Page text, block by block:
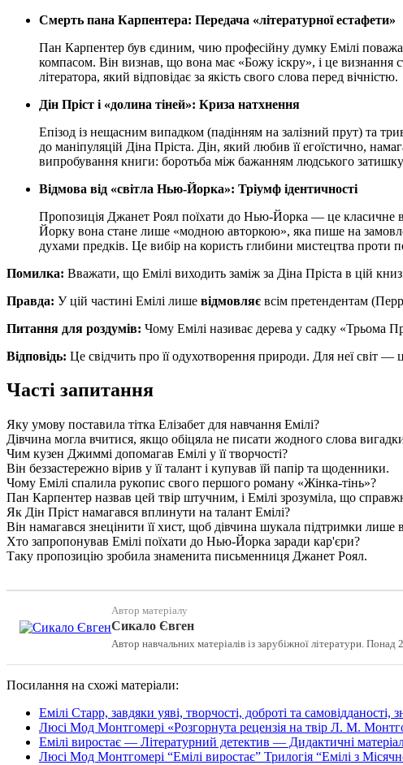
Смерть пана Карпентера: Передача «літературної естафети»
Пан Карпентер був єдиним, чию професійну думку Емілі
компасом. Він визнав, що вона має «Божу іскру», і це визнання
літератора, який відповідає за якість свого слова перед вічністю.
Дін Пріст і «долина тіней»: Криза натхнення
Епізод із нещасним випадком (падінням на залізний прут) та
до маніпуляцій Діна Пріста. Дін, який любив її егоїстично,
випробування книги: боротьба між бажанням людського
Відмова від «світла Нью-Йорка»: Тріумф ідентичності
Пропозиція Джанет Роял поїхати до Нью-Йорка — це класичне
Йорку вона стане лише «модною авторкою», яка пише на
духами предків. Це вибір на користь глибини мистецтва проти
Помилка: Вважати, що Емілі виходить заміж за Діна Пріста в цій
Правда: У цій частині Емілі лише відмовляє всім претендентам
Питання для роздумів: Чому Емілі називає дерева у садку «Трьома
Відповідь: Це свідчить про її одухотворення природи. Для неї світ —
Часті запитання
Яку умову поставила тітка Елізабет для навчання Емілі?
Дівчина могла вчитися, якщо обіцяла не писати жодного слова
Чим кузен Джиммі допомагав Емілі у її творчості?
Він беззастережно вірив у її талант і купував їй папір та щоденники.
Чому Емілі спалила рукопис свого першого роману «Жінка-тінь»?
Пан Карпентер назвав цей твір штучним, і Емілі зрозуміла, що
Як Дін Пріст намагався вплинути на талант Емілі?
Він намагався знецінити її хист, щоб дівчина шукала підтримки лише
Хто запропонував Емілі поїхати до Нью-Йорка заради кар'єри?
Таку пропозицію зробила знаменита письменниця Джанет Роял.
Автор матеріалу
Сикало Євген
Автор навчальних матеріалів із зарубіжної літератури. Понад
Посилання на схожі матеріали:
Емілі Старр, завдяки уяві, творчості, доброті та
Люсі Мод Монтгомері «Розгорнута рецензія на твір Л. М.
Емілі виростає — Літературний детектив — Дидактичні
Люсі Мод Монтгомері “Емілі виростає” Трилогія “Емілі з